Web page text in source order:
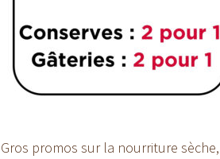
Gros promos sur la nourriture